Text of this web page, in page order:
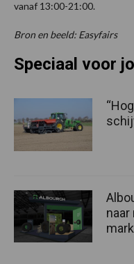
vanaf 13:00-21:00.
Bron en beeld: Easyfairs
Speciaal voor
naar